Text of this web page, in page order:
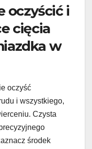
oczyścić i
cięcia
w
oczyść
i wszystkiego,
Czysta
środek